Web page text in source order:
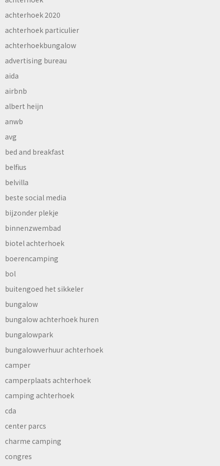
achterhoek 2020
achterhoek particulier
achterhoekbungalow
advertising bureau
aida
airbnb
albert heijn
anwb
avg
bed and breakfast
belfius
belvilla
beste social media
bijzonder plekje
binnenzwembad
biotel achterhoek
boerencamping
bol
buitengoed het sikkeler
bungalow
bungalow achterhoek huren
bungalowpark
bungalowverhuur achterhoek
camper
camperplaats achterhoek
camping achterhoek
cda
center parcs
charme camping
congres